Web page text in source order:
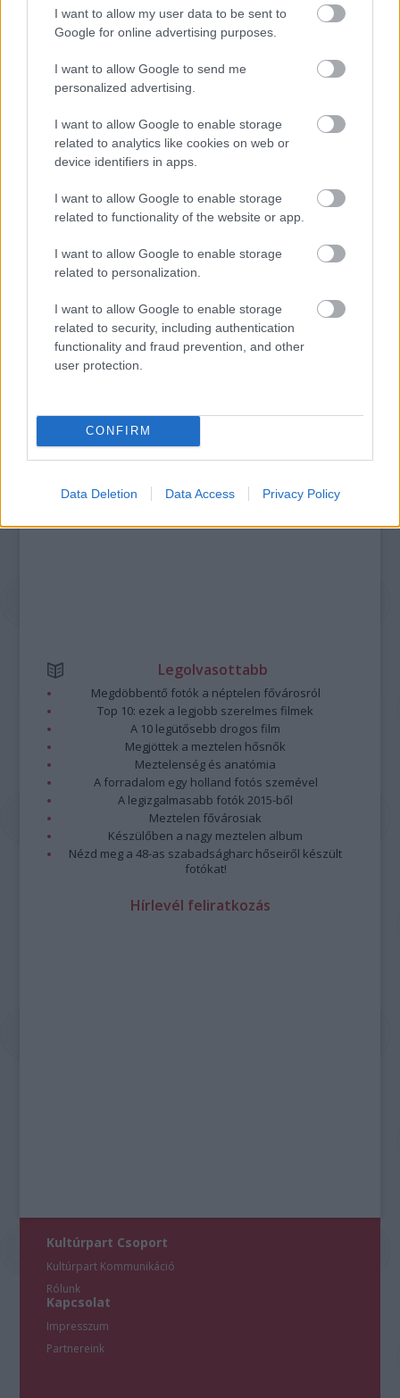
I want to allow my user data to be sent to
Google for online advertising purposes.
I want to allow Google to send me
personalized advertising.
I want to allow Google to enable storage
related to analytics like cookies on web or
device identifiers in apps.
I want to allow Google to enable storage
related to functionality of the website or app.
I want to allow Google to enable storage
related to personalization.
I want to allow Google to enable storage
related to security, including authentication
functionality and fraud prevention, and other
user protection.
CONFIRM
Data Deletion Data Access Privacy Policy
TASTE OF TRANSYLVANIA 2026 – SZÉKELYFÖLD
ÍZEI A SKANZENBEN
ÉDESKESERŰ TURNÉ: ERDÉLYI KÖRÚTRA INDUL A
MAGYAR ÁLLAMI NÉPI EGYÜTTES
https://kulturpart.hu/api/trackback/id/7924554
Kommentek:
nem vállal, azokat nem ellenőrzi. Kifogás esetén forduljon a blog szerkesztőjéhez.
Legolvasottabb
Megdöbbentő fotók a néptelen fővárosról
Top 10: ezek a legjobb szerelmes filmek
A 10 legütősebb drogos film
Megjöttek a meztelen hősnők
Meztelenség és anatómia
A forradalom egy holland fotós szemével
A legizgalmasabb fotók 2015-ből
Meztelen fővárosiak
Készülőben a nagy meztelen album
Nézd meg a 48-as szabadságharc hőseiről készült
fotókat!
Hírlevél feliratkozás
Kultúrpart Csoport
Kultúrpart Kommunikáció
Rólunk
Kapcsolat
Impresszum
Partnereink